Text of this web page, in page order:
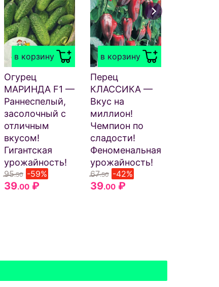
в корзину
Огурец
МАРИНДА F1 —
Раннеспелый,
засолочный с
отличным
вкусом!
Гигантская
урожайность!
95.50 -59%
39.00₽
в корзину
Перец
КЛАССИКА —
Вкус на
миллион!
Чемпион по
сладости!
Феноменальная
урожайность!
67.50 -42%
39.00₽